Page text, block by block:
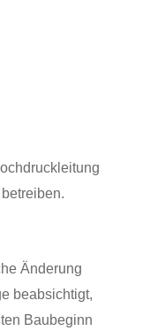
Änderung
beabsichtigt,
Baubeginn